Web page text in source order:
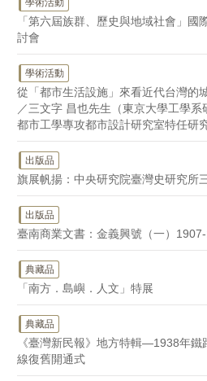
學術活動
「第六屆族群、歷史與地域社會」國
討會
學術活動
從「都市生活設施」來看近代台灣的
／三文字 昌也先生（東京大學工學系
都市工學專攻都市設計研究室特任研究
出版品
旗展帆揚：中央研究院臺灣史研究所
出版品
臺南商業文書：金義興號（一）
典藏品
「南方．島嶼．人文」特展
典藏品
《臺灣新民報》地方特輯—1938年鐵
線復舊開通式